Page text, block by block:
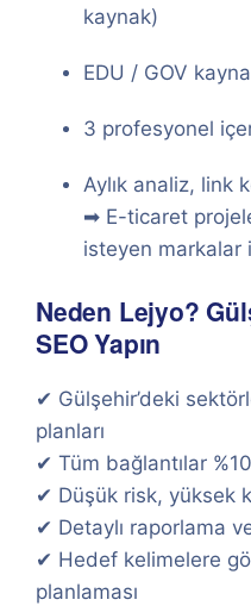
kaynak)
EDU / GOV
3 profesyonel
Aylık analiz, link
➡ E-ticaret
isteyen markalar
Neden Lejyo?
SEO Yapın
✔ Gülşehir’deki
planları
✔ Tüm bağlantılar
✔ Düşük risk, yüksek
✔ Detaylı raporlama
✔ Hedef kelimelere
planlaması